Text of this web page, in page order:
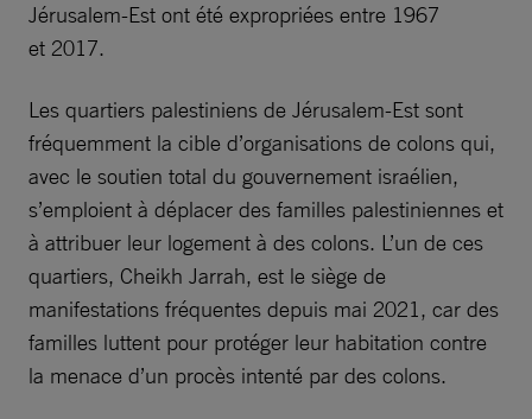
Jérusalem-Est ont été expropriées entre 1967
et 2017.
Les quartiers palestiniens de Jérusalem-Est sont
fréquemment la cible d’organisations de colons qui,
avec le soutien total du gouvernement israélien,
s’emploient à déplacer des familles palestiniennes et
à attribuer leur logement à des colons. L’un de ces
quartiers, Cheikh Jarrah, est le siège de
manifestations fréquentes depuis mai 2021, car des
familles luttent pour protéger leur habitation contre
la menace d’un procès intenté par des colons.